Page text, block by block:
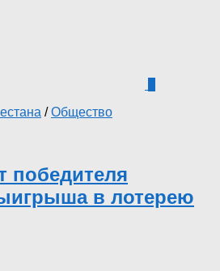
/Общество
победителя
в лотерею